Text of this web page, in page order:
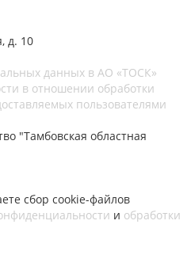
д. 10
данных в АО «ТОСК»
в отношении обработки
пользователями
"Тамбовская областная
сбор cookie-файлов
и обработки